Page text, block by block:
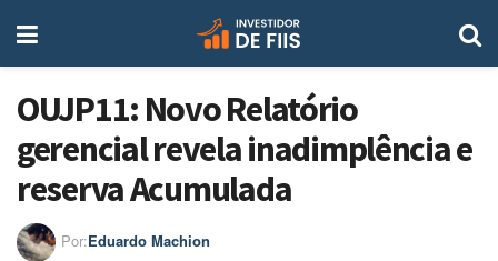
OUJP11: Novo Relatório
gerencial revela inadimplência e
reserva Acumulada
Por:Eduardo Machion